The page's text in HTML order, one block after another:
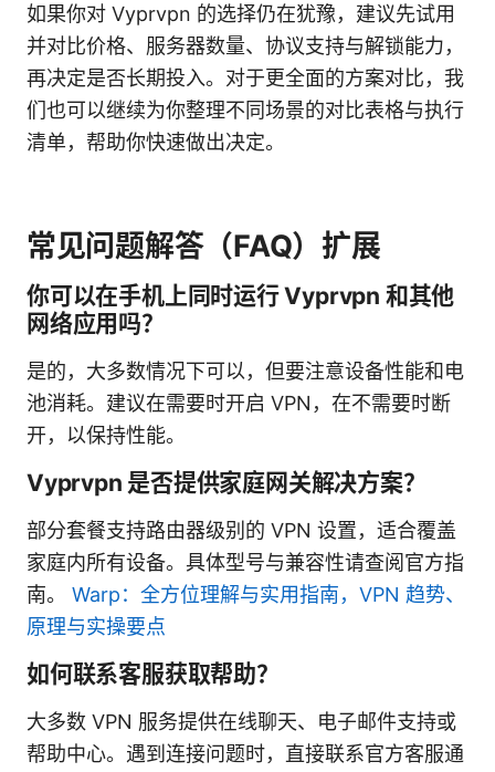
如果你对 Vyprvpn 的选择仍在犹豫，建议先试用
并对比价格、服务器数量、协议支持与解锁能力，
再决定是否长期投入。对于更全面的方案对比，我
们也可以继续为你整理不同场景的对比表格与执行
清单，帮助你快速做出决定。
常见问题解答（FAQ）扩展
你可以在手机上同时运行 Vyprvpn 和其他
网络应用吗？
是的，大多数情况下可以，但要注意设备性能和电
池消耗。建议在需要时开启 VPN，在不需要时断
开，以保持性能。
Vyprvpn 是否提供家庭网关解决方案？
部分套餐支持路由器级别的 VPN 设置，适合覆盖
家庭内所有设备。具体型号与兼容性请查阅官方指
南。 Warp：全方位理解与实用指南，VPN 趋势、
原理与实操要点
如何联系客服获取帮助？
大多数 VPN 服务提供在线聊天、电子邮件支持或
帮助中心。遇到连接问题时，直接联系官方客服通